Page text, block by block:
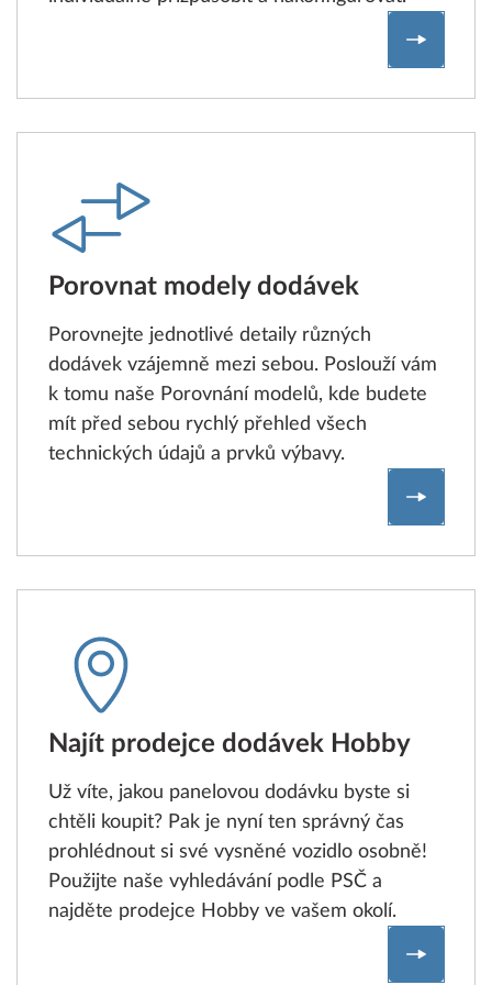
Porovnat modely dodávek
Porovnejte jednotlivé detaily různých
dodávek vzájemně mezi sebou. Poslouží vám
k tomu naše Porovnání modelů, kde budete
mít před sebou rychlý přehled všech
technických údajů a prvků výbavy.
Najít prodejce dodávek Hobby
Už víte, jakou panelovou dodávku byste si
chtěli koupit? Pak je nyní ten správný čas
prohlédnout si své vysněné vozidlo osobně!
Použijte naše vyhledávání podle PSČ a
najděte prodejce Hobby ve vašem okolí.
Najít